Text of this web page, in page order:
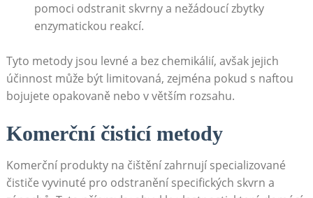
pomoci odstranit skvrny a nežádoucí zbytky
enzymatickou reakcí.
Tyto metody jsou levné a bez chemikálií, avšak jejich
účinnost může být limitovaná, zejména pokud s naftou
bojujete opakovaně nebo v větším rozsahu.
Komerční čisticí metody
Komerční produkty na čištění zahrnují specializované
čističe vyvinuté pro odstranění specifických skvrn a